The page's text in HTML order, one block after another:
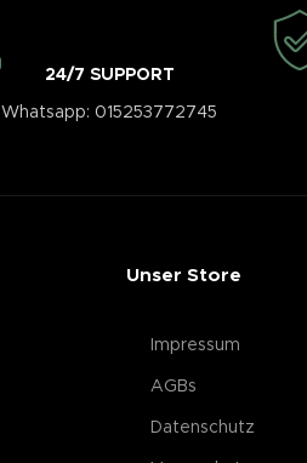
24/7 SUPPORT
Whatsapp: 015253772745
Unser Store
Impressum
AGBs
Datenschutz